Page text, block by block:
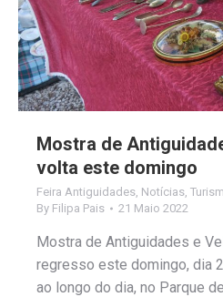
Mostra de
volta este domingo
Feira Antiguidades Notícias
By Filipa Pais 21 Maio 2022
Mostra de Antiguidades e
regresso este domingo, dia
ao longo do dia, no Parque